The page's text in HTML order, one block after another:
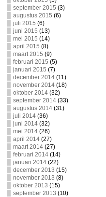
september 2015 (3)
augustus 2015 (6)
juli 2015 (6)
juni 2015 (13)
mei 2015 (14)
april 2015 (8)
maart 2015 (9)
februari 2015 (5)
januari 2015 (7)
december 2014(11)
november 2014(18)
oktober 2014(32)
september 2014(33)
augustus 2014(31)
juli 2014(36)
juni 2014(32)
mei 2014(26)
april 2014(27)
maart 2014(27)
februari 2014(14)
januari 2014(22)
december 2013 (15)
november 2013 (8)
oktober 2013 (15)
september 2013 (10)